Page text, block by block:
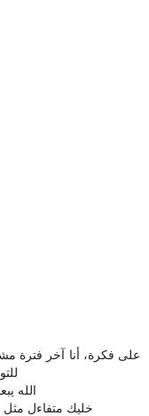
على فكرة، أنا آخر فترة
الله
خليك متفاءل مثل